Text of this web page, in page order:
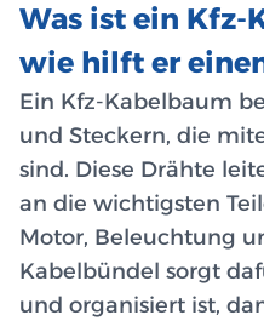
Was ist ein Kfz-
wie hilft er
Ein Kfz-Kabelbaum
und Steckern, die
sind. Diese Drähte
an die wichtigsten
Motor, Beleuchtung
Kabelbündel sorgt
und organisiert ist,